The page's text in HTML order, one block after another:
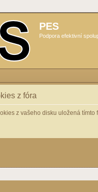
PES
Podpora efektivní
z fóra
z vašeho disku uložená tímto